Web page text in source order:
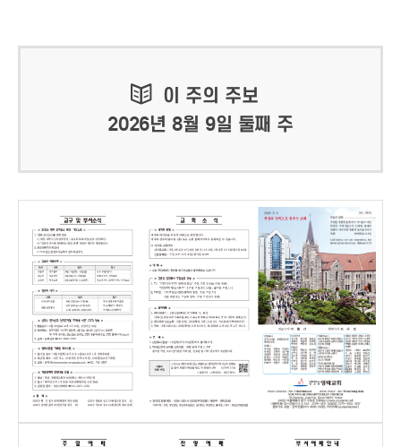
이 주의 주보
2026년 8월 9일 둘째 주